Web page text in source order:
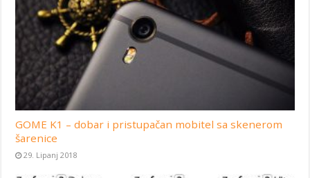
GOME K1 – dobar i pristupačan mobitel sa skenerom
šarenice
29. Lipanj 2018